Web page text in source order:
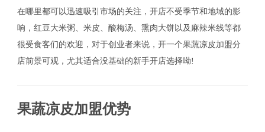
在哪里都可以迅速吸引市场的关注，开店不受季节和地域的影
响，红豆大米粥、米皮、酸梅汤、熏肉大饼以及麻辣米线等都
很受食客们的欢迎，对于创业者来说，开一个果蔬凉皮加盟分
店前景可观，尤其适合没基础的新手开店选择呦!
果蔬凉皮加盟优势